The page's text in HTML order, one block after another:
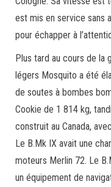
est mis en service sans
pour échapper à
Plus tard au cours de la
légers Mosquito a été
de soutes à bombes
Cookie de 1 814 kg,
construit au Canada,
Le B.Mk IX avait une
moteurs Merlin 72. Le
un équipement de